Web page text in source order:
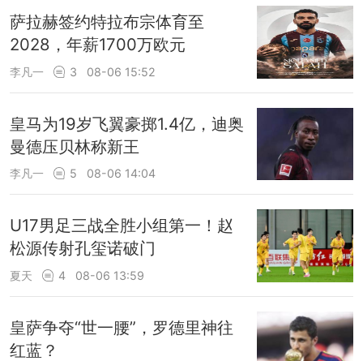
萨拉赫签约特拉布宗体育至
2028，年薪1700万欧元
李凡一 3 08-06 15:52
皇马为19岁飞翼豪掷1.4亿，迪奥
曼德压贝林称新王
李凡一 5 08-06 14:04
U17男足三战全胜小组第一！赵
松源传射孔玺诺破门
夏天 4 08-06 13:59
皇萨争夺“世一腰”，罗德里神往
红蓝？